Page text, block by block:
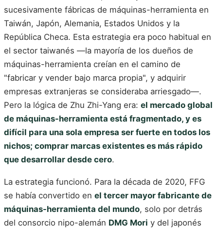
sucesivamente fábricas de máquinas-herramienta en
Taiwán, Japón, Alemania, Estados Unidos y la
República Checa. Esta estrategia era poco habitual en
el sector taiwanés —la mayoría de los dueños de
máquinas-herramienta creían en el camino de
"fabricar y vender bajo marca propia", y adquirir
empresas extranjeras se consideraba arriesgado—.
Pero la lógica de Zhu Zhi-Yang era: el mercado global
de máquinas-herramienta está fragmentado, y es
difícil para una sola empresa ser fuerte en todos los
nichos; comprar marcas existentes es más rápido
que desarrollar desde cero.
La estrategia funcionó. Para la década de 2020, FFG
se había convertido en el tercer mayor fabricante de
máquinas-herramienta del mundo, solo por detrás
del consorcio nipo-alemán DMG Mori y del japonés